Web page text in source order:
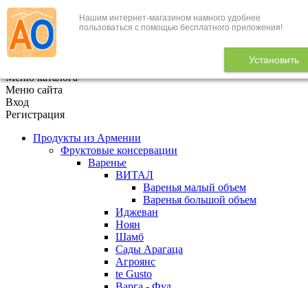
Нашим интернет-магазином намного удобнее
пользоваться с помощью бесплатного приложения!
Установить
+7 (495) 646-888-1
В корзине 0
Меню каталога
Меню сайта
Вход
Регистрация
Продукты из Армении
Фруктовые консервации
Варенье
ВИТАЛ
Варенья малый объем
Варенья большой объем
Иджеван
Ноян
Шамб
Сады Арагаца
Агроянс
te Gusto